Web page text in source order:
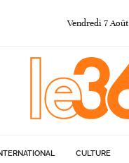
Vendredi 7Août
CULTURE